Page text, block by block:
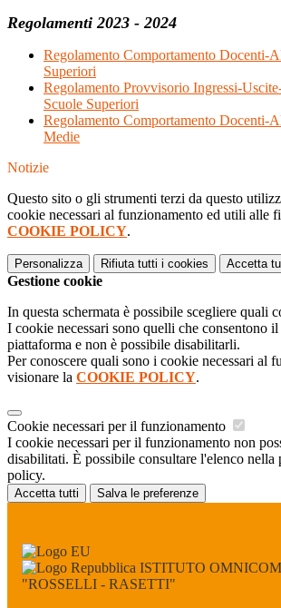
Regolamenti 2023 - 2024
Regolamento Comportamento Docenti-
Superiori
Regolamento Provvisorio Ingressi-
Scuole Superiori
Regolamento Comportamento Docenti-
Medie
Notizie
Questo sito o gli strumenti terzi da questo
cookie necessari al funzionamento ed utili alle
COOKIE POLICY.
Personalizza Rifiuta tutti i cookies Accetta
Gestione cookie
In questa schermata è possibile scegliere quali
I cookie necessari sono quelli che consentono
piattaforma e non è possibile disabilitarli.
Per conoscere quali sono i cookie necessari al
visionare la COOKIE POLICY.
Cookie necessari per il funzionamento
I cookie necessari per il funzionamento non
disabilitati. È possibile consultare l'elenco nella
policy.
Accetta tutti Salva le preferenze
ISTITUTO
"ROSSELLI - RASETTI"